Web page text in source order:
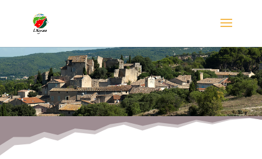
Démarches Administratives